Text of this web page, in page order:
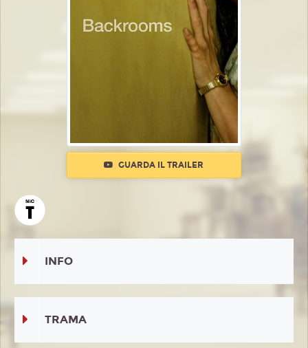
GUARDA IL TRAILER
INFO
TRAMA